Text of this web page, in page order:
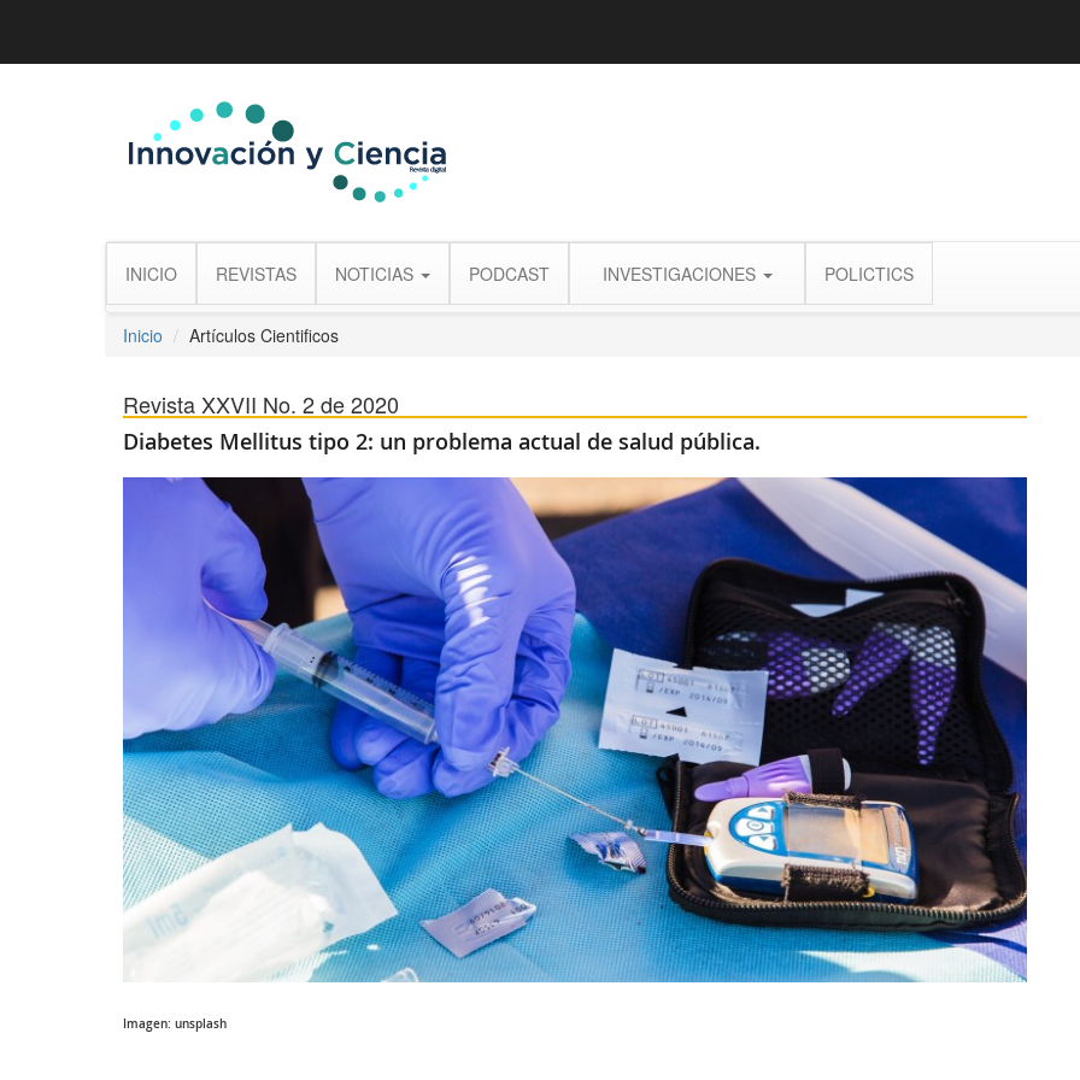
INICIO REVISTAS NOTICIAS PODCAST INVESTIGACIONES POLICTICS
Inicio Artículos Cientificos
Revista XXVII No. 2 de 2020
Diabetes Mellitus tipo 2: un problema actual de salud pública.
Imagen: unsplash